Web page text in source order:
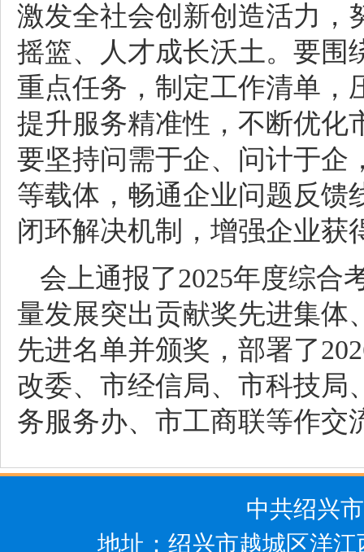
激发全社会创新创造活力，
摇篮、人才成长沃土。要围
重点任务，制定工作清单，
提升服务精准性，不断优化
要坚持问需于企、问计于企
等载体，畅通企业问题反馈
闭环解决机制，增强企业获
会上通报了2025年度综合
量发展突出贡献奖先进集体
先进名单并颁奖，部署了
改委、市经信局、市科技局
务服务办、市工商联等作交
中共绍兴
地址：绍兴市越城区洋